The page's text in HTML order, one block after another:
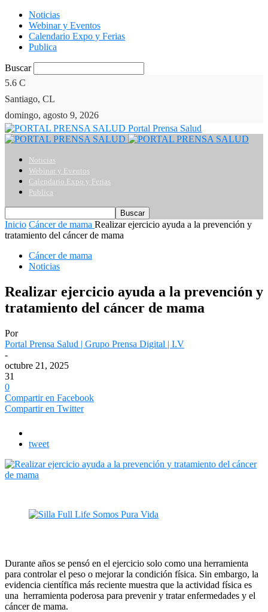
Noticias
Webinar y Eventos
Calendario Expo y Ferias
Publica
Buscar
5.6 C
Santiago, CL
domingo, agosto 9, 2026
Portal Prensa Salud
Noticias
Webinar y Eventos
Calendario Expo y Ferias
Publica
Inicio Cáncer de mama Realizar ejercicio ayuda a la prevención y
tratamiento del cáncer de mama
Cáncer de mama
Noticias
Realizar ejercicio ayuda a la prevención y
tratamiento del cáncer de mama
Por
Portal Prensa Salud | Grupo Prensa Digital | I.V
-
octubre 21, 2025
31
0
Compartir en Facebook
Compartir en Twitter
tweet
Durante años se pensó en el ejercicio solo como una herramienta
para controlar el peso o mejorar la condición física. Sin embargo, la
evidencia científica más reciente muestra que la actividad física es
una herramienta poderosa para prevenir y tratar enfermedades y el
cáncer de mama.